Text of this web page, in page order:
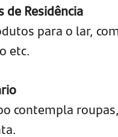
de Residência
para o lar,
etc.
contempla